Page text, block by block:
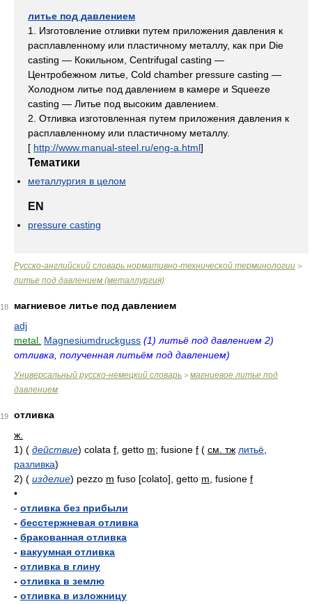
литье под давлением
1. Изготовление отливки путем приложения давления к
расплавленному или пластичному металлу, как при Die
casting — Кокильном, Centrifugal casting —
Центробежном литье, Cold chamber pressure casting —
Холодном литье под давлением в камере и Squeeze
casting — Литье под высоким давлением.
2. Отливка изготовленная путем приложения давления к
расплавленному или пластичному металлу.
[ http://www.manual-steel.ru/eng-a.html]
Тематики
металлургия в целом
EN
pressure casting
Русско-английский словарь нормативно-технической терминологии >
литье под давлением (металлургия)
18
магниевое литье под давлением
adj
metal. Magnesiumdruckguss (1) литьё под давлением 2)
отливка, полученная литьём под давлением)
Универсальный русско-немецкий словарь > магниевое литье под
давлением
19
отливка
ж.
1) ( действие) colata f , getto m; fusione f ( см. тж литьё
разливка)
2) ( изделие) pezzo m fuso [colato], getto m , fusione f
•
- отливка без прибыли
- бесстержневая отливка
- бракованная отливка
- вакуумная отливка
- отливка в глину
- отливка в землю
- отливка в изложницу